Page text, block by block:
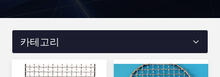
카테고리